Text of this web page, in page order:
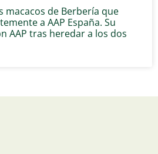
macacos de Berbería que
a AAP España. Su
AAP tras heredar a los dos